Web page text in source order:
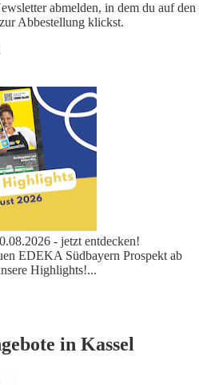
abmelden, in dem du auf den
Abbestellung klickst.
- jetzt entdecken!
EDEKA Südbayern Prospekt ab
Highlights!...
in Kassel